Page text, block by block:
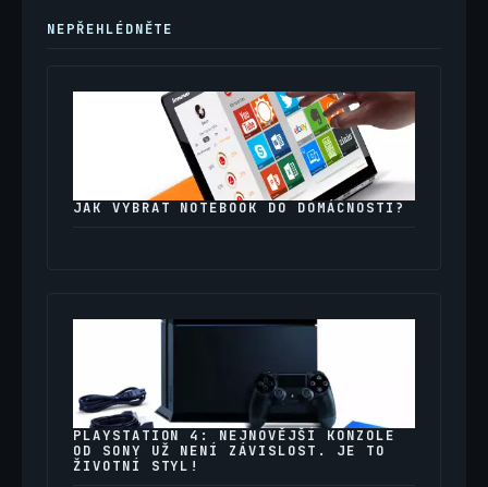
NEPŘEHLÉDNĚTE
JAK VYBRAT NOTEBOOK DO DOMÁCNOSTI?
PLAYSTATION 4: NEJNOVĚJŠÍ KONZOLE
OD SONY UŽ NENÍ ZÁVISLOST. JE TO
ŽIVOTNÍ STYL!